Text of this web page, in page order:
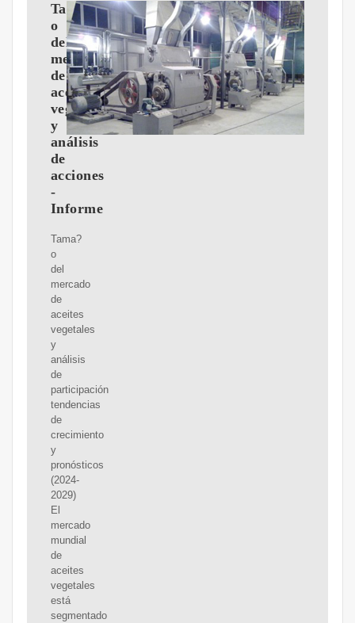
Tama?
o
del
mercado
de
aceite
vegetal
y
análisis
de
acciones
-
Informe
Tama?
o
del
mercado
de
aceites
vegetales
y
análisis
de
participación
tendencias
de
crecimiento
y
pronósticos
(2024-
2029)
El
mercado
mundial
de
aceites
vegetales
está
segmentado